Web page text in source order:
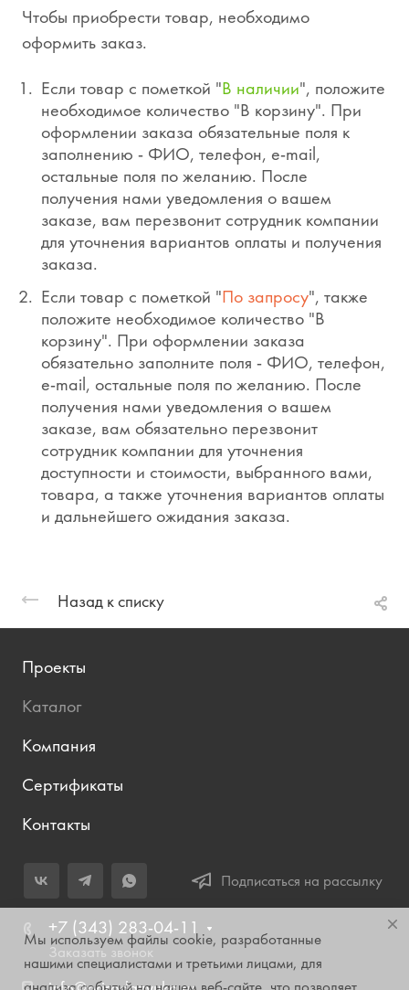
Чтобы приобрести товар, необходимо
оформить заказ.
Если товар с пометкой "В наличии", положите
необходимое количество "В корзину". При
оформлении заказа обязательные поля к
заполнению - ФИО, телефон, e-mail,
остальные поля по желанию. После
получения нами уведомления о вашем
заказе, вам перезвонит сотрудник компании
для уточнения вариантов оплаты и получения
заказа.
Если товар с пометкой "По запросу", также
положите необходимое количество "В
корзину". При оформлении заказа
обязательно заполните поля - ФИО, телефон,
e-mail, остальные поля по желанию. После
получения нами уведомления о вашем
заказе, вам обязательно перезвонит
сотрудник компании для уточнения
доступности и стоимости, выбранного вами,
товара, а также уточнения вариантов оплаты
и дальнейшего ожидания заказа.
Назад к списку
Проекты
Каталог
Компания
Сертификаты
Контакты
Подписаться на рассылку
+7 (343) 283-04-11
Заказать звонок
Мы используем файлы cookie, разработанные
нашими специалистами и третьими лицами, для